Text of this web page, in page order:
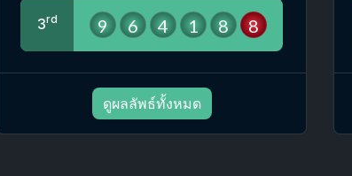
3rd 9 6 4 1 8 8
ดูผลลัพธ์ทั้งหมด